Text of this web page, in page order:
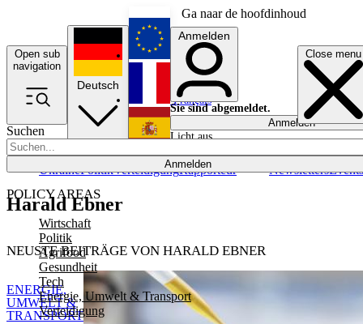
Ga naar de hoofdinhoud
Open sub
navigation
Close menu
Suchen
Anmelden
POLICY AREAS
Wirtschaft
Politik
Agrifood
Gesundheit
Tech
Energie, Umwelt & Transport
Verteidigung
UkrainePolitikVerteidigungRapporteur NewslettersEvents
Deutsch
English
Français
Anmelden
Sie sind abgemeldet.
Anmelden
Licht aus
Harald Ebner
NEUSTE BEITRÄGE VON HARALD EBNER
ENERGIE,
UMWELT &
TRANSPORT